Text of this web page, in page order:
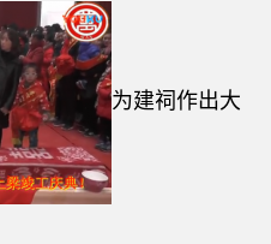
为建祠作出大